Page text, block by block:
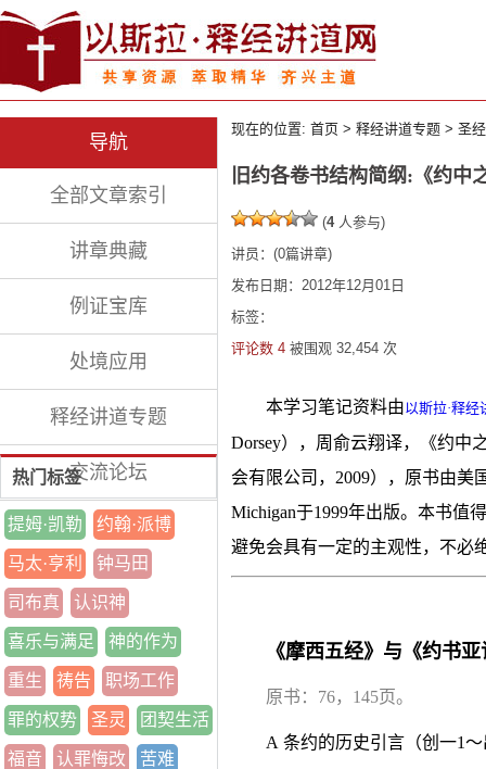
导航
全部文章索引
讲章典藏
例证宝库
处境应用
释经讲道专题
交流论坛
热门标签
提姆·凯勒 约翰·派博
马太·亨利 钟马田
司布真 认识神
喜乐与满足 神的作为
重生 祷告 职场工作
罪的权势 圣灵 团契生活
福音 认罪悔改 苦难
现在的位置: 首页 > 释经讲道专题 > 圣
旧约各卷书结构简纲:《约中
(4人参与)
讲员： (0篇讲章)
发布日期：2012年12月01日
标签：
评论数 4 被围观 32,454 次
本学习笔记资料由以斯拉·释经
Dorsey），周俞云翔译，《约中
会有限公司，2009），原书由美
Michigan于1999年出版。本书值
避免会具有一定的主观性，不必
《摩西五经》与《约书
原书：76，145页。
A 条约的历史引言（创一1